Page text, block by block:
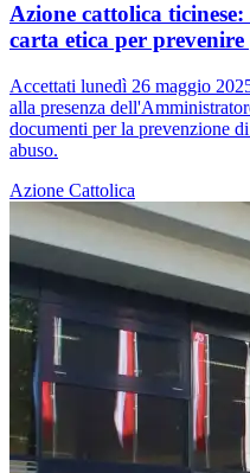
Azione cattolica
carta etica per
Accettati lunedì 26 maggio
alla presenza
documenti per la prevenzione
abuso.
Azione Cattolica